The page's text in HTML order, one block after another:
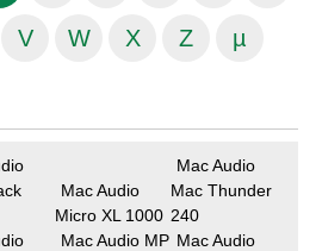
V W X Z µ
Mac Audio
Micro XL 1000
Mac Audio
Mac Thunder
240
Mac Audio MP Mac Audio